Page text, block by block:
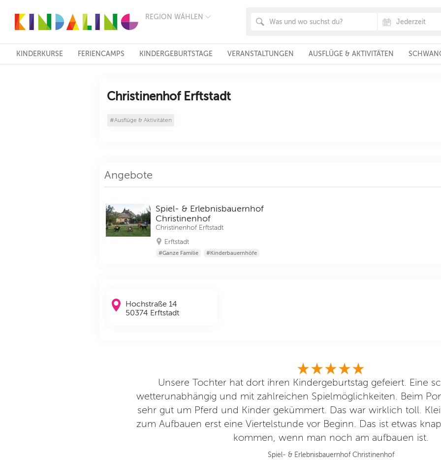
REGION WÄHLEN
FRANKFURT
KÖLN
ESSEN
HANNOVER
DRESDEN
KINDERKURSE FERIENCAMPS KINDERGEBURTSTAGE VERANSTALTUNGEN AUSFLÜGE & AKTIVITÄTEN
Christinenhof Erftstadt
#Ausflüge & Aktivitäten
Angebote
Spiel- & Erlebnisbauernhof
Christinenhof
Christinenhof Erftstadt
Erftstadt
#Ganze Familie #Kinderbauernhöfe
Hochstraße 14
50374 Erftstadt
Unsere Tochter hat dort ihren Kindergeburtstag gefeiert. Eine
wetterunabhängig und mit zahlreichen Spielmöglichkeiten. Beim
sehr gut um Pferd und Kinder gekümmert. Das war wirklich toll.
zum Aufbauen erst eine Viertelstunde vor Beginn. Das ist etwas
kommen, wenn man noch am aufbauen ist.
Spiel- & Erlebnisbauernhof Christinenhof